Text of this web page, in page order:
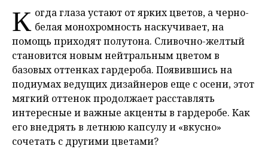
К огда глаза устают от ярких цветов, а черно-
белая монохромность наскучивает, на
помощь приходят полутона. Сливочно-желтый
становится новым нейтральным цветом в
базовых оттенках гардероба. Появившись на
подиумах ведущих дизайнеров еще с осени, этот
мягкий оттенок продолжает расставлять
интересные и важные акценты в гардеробе. Как
его внедрять в летнюю капсулу и «вкусно»
сочетать с другими цветами?